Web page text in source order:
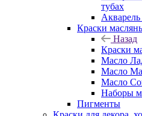
тубах
Краски
Назад
Краски
Масло
Масло
Масло
Наборы
Пигменты